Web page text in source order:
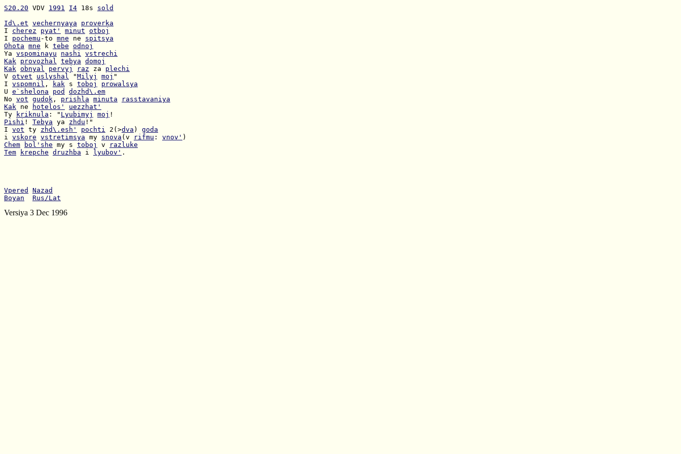
S20.20 VDV 1991 I4 18s sold
Id\.et vechernyaya
proverka
I cherez pyat' minut otboj
I pochemu -to mne ne spitsya
Ohota mne k tebe odnoj
Ya vspominayu nashi vstrechi
Kak provozhal tebya domoj
Kak obnyal pervyj raz za plechi
V otvet uslyshal "Milyj moj
I vspomnil , kak s toboj
prowalsya
U e`shelona pod
dozhd\.em
No vot gudok , prishla minuta
rasstavaniya
Kak ne hotelos'
uezzhat'
Ty
kriknula : " Lyubimyj moj
Pishi ! Tebya ya zhdu
I vot ty zhd\.esh' pochti 2(>dva ) goda
i vskore vstretimsya my snova (v rifmu : vnov'
Chem
bol'she my s toboj v
razluke
Tem
krepche druzhba i lyubov' .
Vpered
Nazad
Boyan
Rus/Lat
Versiya 3 Dec 1996